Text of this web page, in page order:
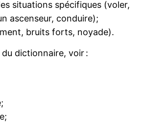
situations spécifiques (voler,
ascenseur, conduire);
bruits forts, noyade).
dictionnaire, voir :